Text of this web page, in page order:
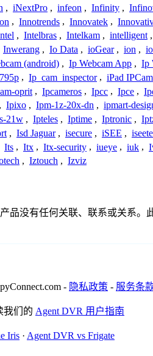
, iNextPro , infeon , Infinity ,
, Innotrends , Innovatek ,
, Intelbras , Intelkam , intelligent ,
Inwerang , Io Data , ioGear , ion ,
(android) , Ip Webcam App , Ip
, Ip_cam_inspector , iPad
oprit , Ipcameros , Ipcc , Ipce ,
, Ipixo , Ipm-1z-20x-dn , ipmart-
21w , Ipteles , Iptime , Iptronic ,
, Isd Jaguar , isecure , iSEE ,
Its , Itx , Itx-security , iueye , iuk ,
, Iztouch , Izviz
产品没有任何关联、联系或关系
- 隐私政策 - 服务条
我们的 Agent DVR 用户指南
Iris · Agent DVR vs Frigate